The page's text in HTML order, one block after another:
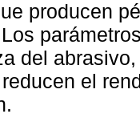
producen
del
el